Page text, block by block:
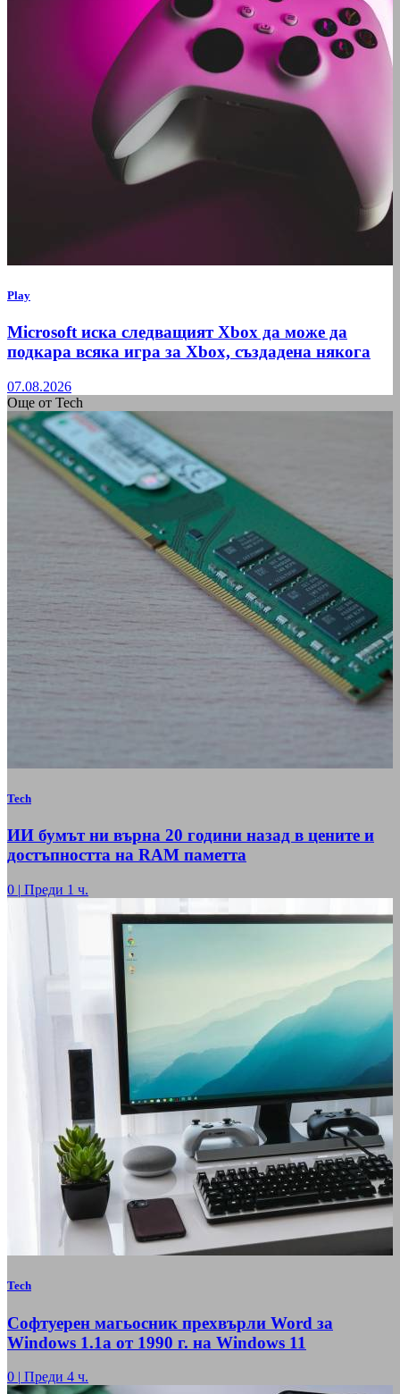
Play
Microsoft иска следващият Xbox да може да
подкара всяка игра за Xbox, създадена някога
07.08.2026
Още от Tech
Tech
ИИ бумът ни върна 20 години назад в цените и
достъпността на RAM паметта
0 | Преди 1 ч.
Tech
Софтуерен магьосник прехвърли Word за
Windows 1.1a от 1990 г. на Windows 11
0 | Преди 4 ч.